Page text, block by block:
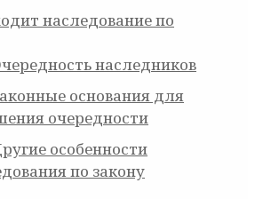
наследование по
наследников
основания для
очередности
особенности
по закону